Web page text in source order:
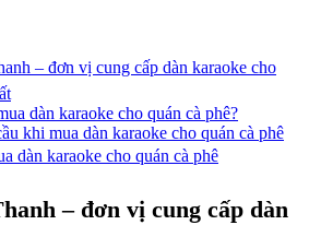
– đơn vị cung cấp dàn karaoke cho
dàn karaoke cho quán cà phê?
khi mua dàn karaoke cho quán cà phê
dàn karaoke cho quán cà phê
– đơn vị cung cấp dàn